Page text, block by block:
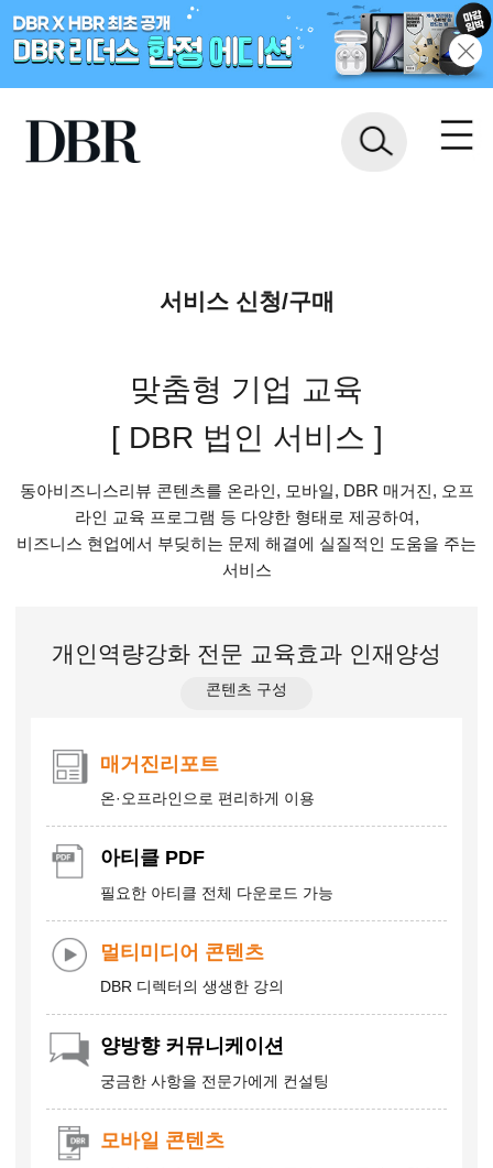
서비스 신청/구매
맞춤형 기업 교육
[ DBR 법인 서비스 ]
동아비즈니스리뷰 콘텐츠를 온라인, 모바일, DBR 매거진, 오프
라인 교육 프로그램 등 다양한 형태로 제공하여,
비즈니스 현업에서 부딪히는 문제 해결에 실질적인 도움을 주는
서비스
개인역량강화 전문 교육효과 인재양성
콘텐츠 구성
매거진리포트
온·오프라인으로 편리하게 이용
아티클 PDF
필요한 아티클 전체 다운로드 가능
멀티미디어 콘텐츠
DBR 디렉터의 생생한 강의
양방향 커뮤니케이션
궁금한 사항을 전문가에게 컨설팅
모바일 콘텐츠